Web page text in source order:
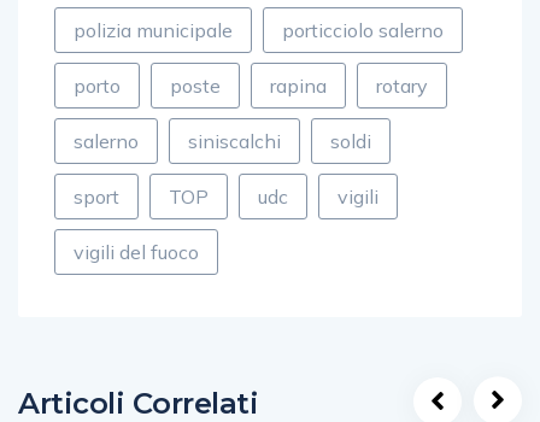
polizia municipale porticciolo salerno
porto poste rapina rotary
salerno siniscalchi soldi
sport TOP udc vigili
vigili del fuoco
Articoli Correlati